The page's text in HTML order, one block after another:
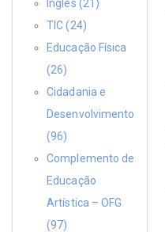
Inglês (21)
TIC (24)
Educação Física
(26)
Cidadania e
Desenvolvimento
(96)
Complemento de
Educação
Artística – OFG
(97)